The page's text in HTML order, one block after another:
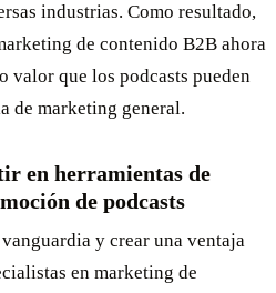
industrias. Como resultado,
de contenido B2B ahora
valor que los podcasts pueden
de marketing general.
en herramientas de
de podcasts
y crear una ventaja
en marketing de